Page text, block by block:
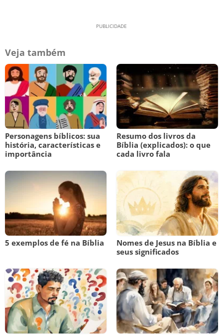
Veja também
Personagens bíblicos: sua
história, características e
importância
Resumo dos livros da
Bíblia (explicados): o que
cada livro fala
5 exemplos de fé na Bíblia
Nomes de Jesus na Bíblia e
seus significados